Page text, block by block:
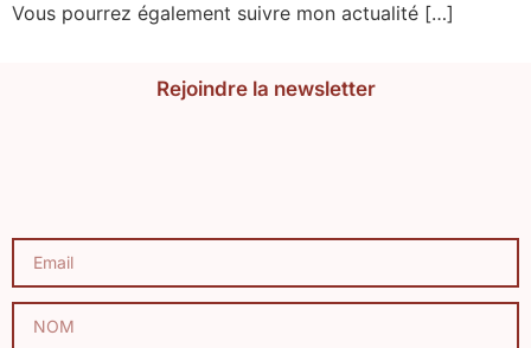
Vous pourrez également suivre mon actualité […]
Rejoindre la newsletter